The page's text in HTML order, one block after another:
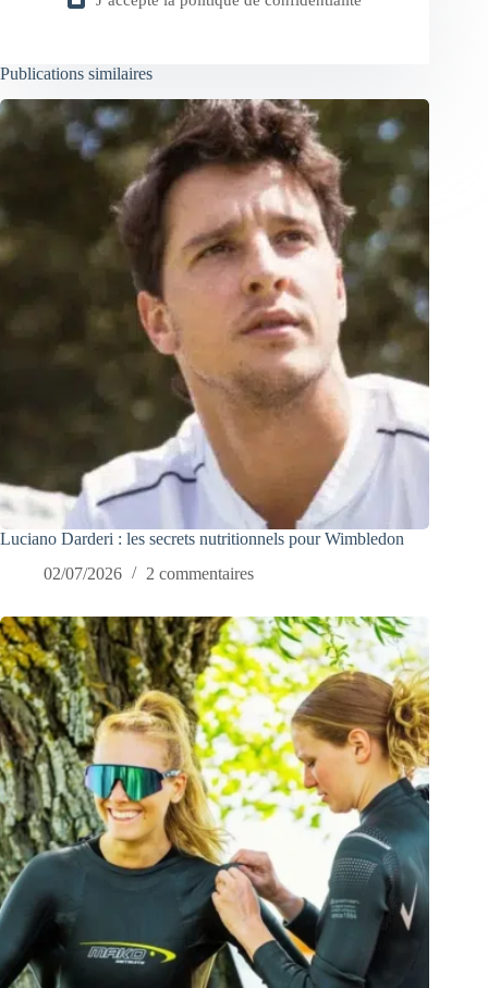
Publications similaires
Luciano Darderi : les secrets nutritionnels pour Wimbledon
02/07/2026
2 commentaires